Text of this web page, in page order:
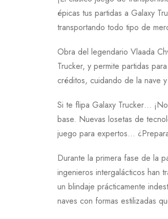
épicas tus partidas a Galaxy
transportando todo tipo de
Obra del legendario Vlaada
Trucker, y permite partidas
créditos, cuidando de la nave
Si te flipa Galaxy Trucker…
base. Nuevas losetas de
juego para expertos…
Durante la primera fase de la
ingenieros intergalácticos han
un blindaje prácticamente
naves con formas estilizadas